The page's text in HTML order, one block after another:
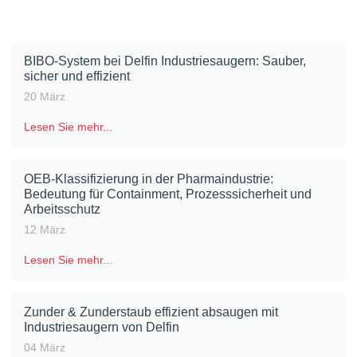
BIBO-System bei Delfin Industriesaugern: Sauber,
sicher und effizient
20 März
Lesen Sie mehr...
OEB-Klassifizierung in der Pharmaindustrie:
Bedeutung für Containment, Prozesssicherheit und
Arbeitsschutz
12 März
Lesen Sie mehr...
Zunder & Zunderstaub effizient absaugen mit
Industriesaugern von Delfin
04 März